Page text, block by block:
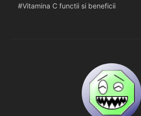
Vitamina C functii si beneficii